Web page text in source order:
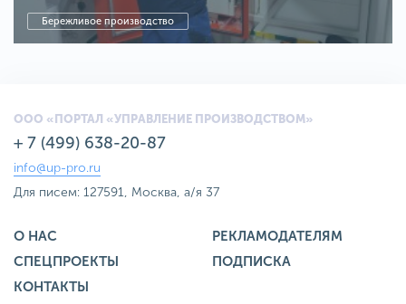
Бережливое производство
ООО «ПОРТАЛ «УПРАВЛЕНИЕ ПРОИЗВОДСТВОМ»
+ 7 (499) 638-20-87
info@up-pro.ru
Для писем: 127591, Москва, а/я 37
О НАС
РЕКЛАМОДАТЕЛЯМ
СПЕЦПРОЕКТЫ
ПОДПИСКА
КОНТАКТЫ